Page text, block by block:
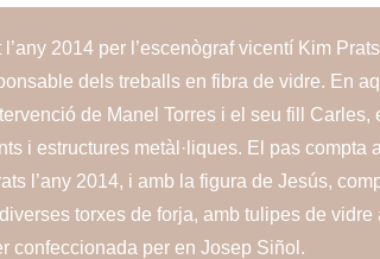
2014 per l’escenògraf vicentí Kim
dels treballs en fibra de vidre. En
de Manel Torres i el seu fill Carles,
i estructures metàl·liques. El pas compta
l’any 2014, i amb la figura de Jesús,
diverses torxes de forja, amb tulipes de
confeccionada per en Josep Siñol.